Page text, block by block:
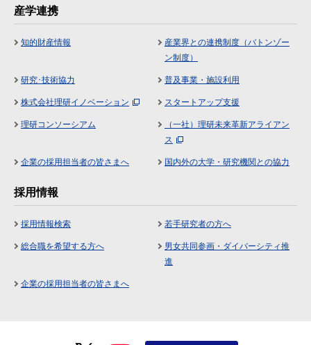
産学連携
知的財産情報
産業界との連携制度（バトンゾー
ン制度）
研究･技術協力 普及事業・施設利用
株式会社理研イノベーション スタートアップ支援
理研コンソーシアム
（一社）理研未来革新アライアン
ス
企業の採用担当者の皆さまへ 国内外の大学・研究機関との協力
採用情報
採用情報検索 若手研究者の方へ
総合職を希望する方へ
男女共同参画・ダイバーシティ推
進
企業の採用担当者の皆さまへ